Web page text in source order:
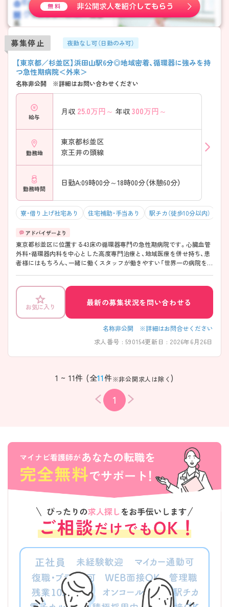
募集停止 夜勤なし可（日勤のみ可）
【東京都／杉並区】浜田山駅6分◎地域密着、循環器に強みを持
つ急性期病院＜外来＞
名称非公開 ※詳細はお問い合わせください
給与
月収 25.0万円～ 年収 300万円～
勤務地
東京都杉並区
京王井の頭線
勤務時間
日勤A:09時00分～18時00分（休憩60分）
寮・借り上げ社宅あり 住宅補助・手当あり 駅チカ（徒歩10分以内）
東京都杉並区に位置する43床の循環器専門の急性期病院です。心臓血管
外科・循環器内科を中心とした高度専門治療と、地域医療を併せ持ち、患
者様にはもちろん、一緒に働くスタッフが働きやすい「世界一の病院をつ
したい方にオススメです。最寄りの『浜田山駅』からは徒歩6分と近く通
勤にも便利です。ご興味ある方には、求人詳細や面接ポイントなど、さら
に詳細をお話しいたしますのでお気軽にご相談ください。
お気に入り 最新の募集状況を問い合わせる
名称非公開 ※詳細はお問合せください
求人番号 : 590154更新日 : 2026年6月26日
1 ~ 11件 (全11件※非公開求人は除く )
1